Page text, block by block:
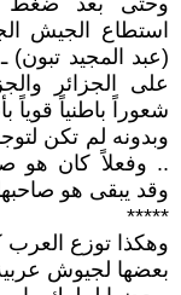
استطاع الجيش
(عبد المجيد تبون)
على الجزائر
شعوراً باطنياً قوياً
وبدونه لم تكن
.. وفعلاً كان هو
وقد يبقى هو
*****
وهكذا توزع
بعضها لجيوش